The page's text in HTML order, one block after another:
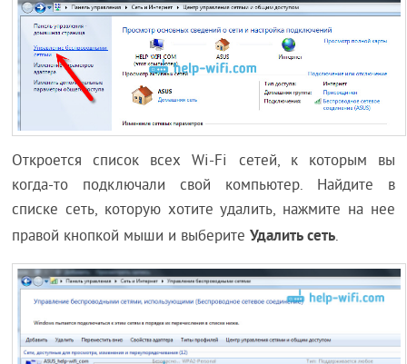
Откроется список всех Wi-Fi сетей, к которым вы
когда-то подключали свой компьютер. Найдите в
списке сеть, которую хотите удалить, нажмите на нее
правой кнопкой мыши и выберитеУдалить сеть.